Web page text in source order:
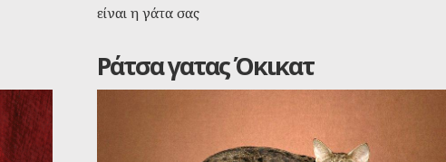
είναι η γάτα σας
Ράτσα γατας Όκικατ